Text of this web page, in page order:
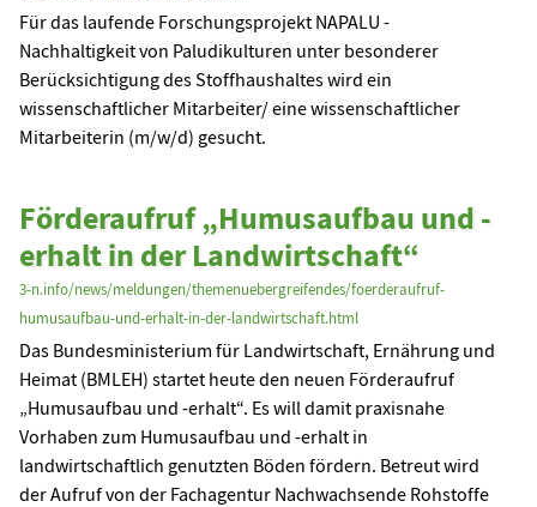
Für das laufende Forschungsprojekt NAPALU -
Nachhaltigkeit von Paludikulturen unter besonderer
Berücksichtigung des Stoffhaushaltes wird ein
wissenschaftlicher Mitarbeiter/ eine wissenschaftlicher
Mitarbeiterin (m/w/d) gesucht.
Förderaufruf „Humusaufbau und -
erhalt in der Landwirtschaft“
3-n.info/news/meldungen/themenuebergreifendes/foerderaufruf-
humusaufbau-und-erhalt-in-der-landwirtschaft.html
Das Bundesministerium für Landwirtschaft, Ernährung und
Heimat (BMLEH) startet heute den neuen Förderaufruf
„Humusaufbau und -erhalt“. Es will damit praxisnahe
Vorhaben zum Humusaufbau und -erhalt in
landwirtschaftlich genutzten Böden fördern. Betreut wird
der Aufruf von der Fachagentur Nachwachsende Rohstoffe